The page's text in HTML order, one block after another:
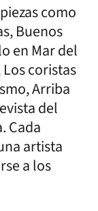
como
Buenos
en Mar del
coristas
Arriba
del
Cada
artista
a los